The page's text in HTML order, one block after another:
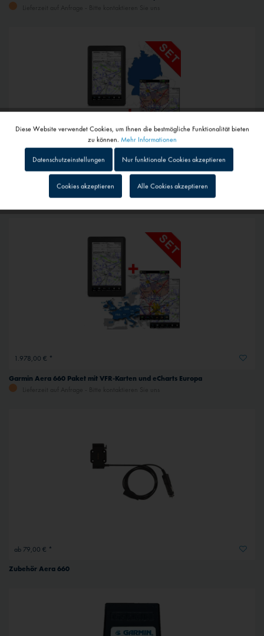
1.698,00 € *
Garmin Aera 660 Paket mit ICAO-Karten Deutschland und eCharts Europa
Lieferzeit auf Anfrage - Bitte kontaktieren Sie uns
1.978,00 € *
Garmin Aera 660 Paket mit VFR-Karten und eCharts Europa
ab 79,00 € *
Zubehör Aera 660
Tracking Inaktiv
Personalisierung Inaktiv
Diese Website verwendet Cookies, um Ihnen die bestmögliche Funktionalität bieten
zu können. Mehr Informationen
Datenschutzeinstellungen Nur funktionale Cookies akzeptieren
Cookies akzeptieren Alle Cookies akzeptieren